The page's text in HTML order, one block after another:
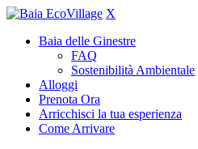
X
Baia delle Ginestre
FAQ
Sostenibilità Ambientale
Alloggi
Prenota Ora
Arricchisci la tua esperienza
Come Arrivare